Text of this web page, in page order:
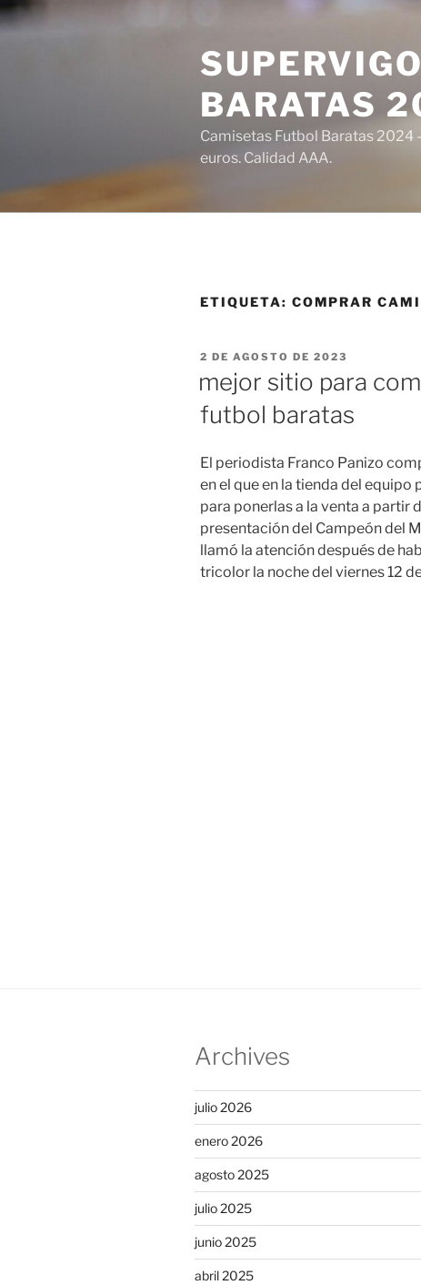
Saltar
al
BARATAS
Camisetas Futbol Baratas 2024
euros. Calidad AAA.
ETIQUETA: COMPRAR
PUBLICADO
2 DE AGOSTO DE 2023
mejor sitio para
futbol baratas
El periodista Franco Panizo
en el que en la tienda del equipo
para ponerlas a la venta a partir
presentación del Campeón del
llamó la atención después de
tricolor la noche del viernes 12
Archives
julio 2026
enero 2026
agosto 2025
julio 2025
junio 2025
abril 2025